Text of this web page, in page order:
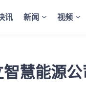
讯 新闻 视频
慧能源公